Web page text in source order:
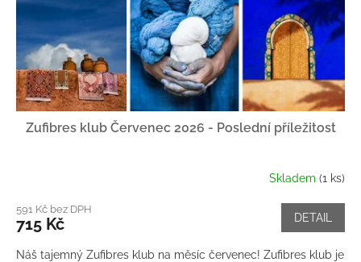
Zufibres klub Červenec 2026 - Poslední příležitost
Skladem (1 ks)
591 Kč bez DPH
715 Kč DETAIL
Náš tajemný Zufibres klub na měsíc červenec! Zufibres klub je